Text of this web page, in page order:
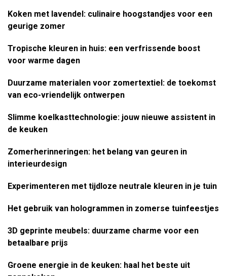
Koken met lavendel: culinaire hoogstandjes voor een
geurige zomer
Tropische kleuren in huis: een verfrissende boost
voor warme dagen
Duurzame materialen voor zomertextiel: de toekomst
van eco-vriendelijk ontwerpen
Slimme koelkasttechnologie: jouw nieuwe assistent in
de keuken
Zomerherinneringen: het belang van geuren in
interieurdesign
Experimenteren met tijdloze neutrale kleuren in je tuin
Het gebruik van hologrammen in zomerse tuinfeestjes
3D geprinte meubels: duurzame charme voor een
betaalbare prijs
Groene energie in de keuken: haal het beste uit